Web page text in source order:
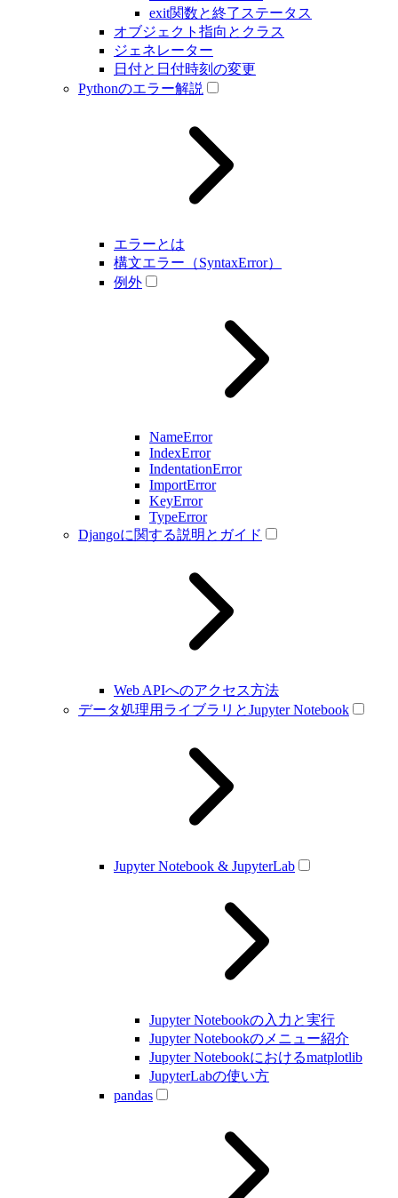
exit関数と終了ステータス
オブジェクト指向とクラス
ジェネレーター
日付と日付時刻の変更
Pythonのエラー解説
エラーとは
構文エラー（SyntaxError）
例外
NameError
IndexError
IndentationError
ImportError
KeyError
TypeError
Djangoに関する説明とガイド
Web APIへのアクセス方法
データ処理用ライブラリとJupyter Notebook
Jupyter Notebook & JupyterLab
Jupyter Notebookの入力と実行
Jupyter Notebookのメニュー紹介
Jupyter Notebookにおけるmatplotlib
JupyterLabの使い方
pandas